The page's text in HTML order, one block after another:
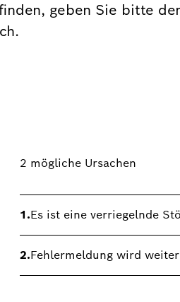
geben Sie bitte
2 mögliche Ursachen
1.Es ist eine verriegelnde
2.Fehlermeldung wird